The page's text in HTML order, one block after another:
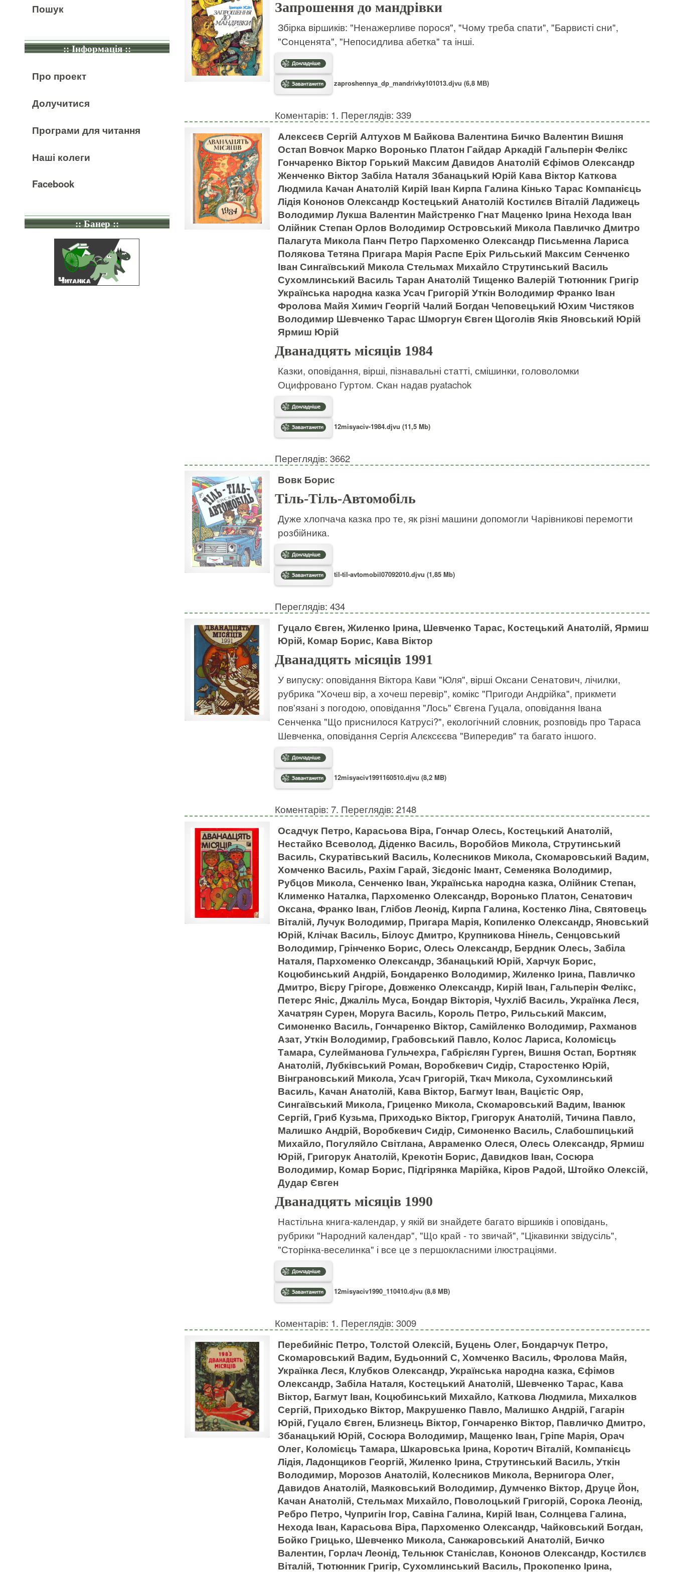
Пошук
:: Інформація ::
Про проект
Долучитися
Програми для читання
Наші колеги
Facebook
:: Банер ::
Запрошення до мандрівки
Збірка віршиків: "Ненажерливе порося", "Чому треба спати", "Барвисті сни",
"Сонценята", "Непосидлива абетка" та інші.
zaproshennya_dp_mandrivky101013.djvu (6,8 МВ)
Коментарів: 1. Переглядів: 339
Алексеєв Сергій Алтухов М Байкова Валентина Бичко Валентин Вишня
Остап Вовчок Марко Воронько Платон Гайдар Аркадій Гальперін Фелікс
Гончаренко Віктор Горький Максим Давидов Анатолій Єфімов Олександр
Женченко Віктор Забіла Наталя Збанацький Юрій Кава Віктор Каткова
Людмила Качан Анатолій Кирій Іван Кирпа Галина Кінько Тарас Компанієць
Лідія Кононов Олександр Костецький Анатолій Костилєв Віталій Ладижець
Володимир Лукша Валентин Майстренко Гнат Маценко Ірина Нехода Іван
Олійник Степан Орлов Володимир Островський Микола Павличко Дмитро
Палагута Микола Панч Петро Пархоменко Олександр Письменна Лариса
Полякова Тетяна Пригара Марія Распе Еріх Рильський Максим Сенченко
Іван Сингаївський Микола Стельмах Михайло Струтинський Василь
Сухомлинський Василь Таран Анатолій Тищенко Валерій Тютюнник Григір
Українська народна казка Усач Григорій Уткін Володимир Франко Іван
Фролова Майя Химич Георгій Чалий Богдан Чеповецький Юхим Чистяков
Володимир Шевченко Тарас Шморгун Євген Щоголів Яків Яновський Юрій
Ярмиш Юрій
Дванадцять місяців 1984
Казки, оповідання, вірші, пізнавальні статті, смішинки, головоломки
Оцифровано Гуртом. Скан надав pyatachok
12misyaciv-1984.djvu (11,5 Mb)
Переглядів: 3662
Вовк Борис
Тіль-Тіль-Автомобіль
Дуже хлопчача казка про те, як різні машини допомогли Чарівникові перемогти
розбійника.
til-til-avtomobil07092010.djvu (1,85 Mb)
Переглядів: 434
Гуцало Євген, Жиленко Ірина, Шевченко Тарас, Костецький Анатолій, Ярмиш
Юрій, Комар Борис, Кава Віктор
Дванадцять місяців 1991
У випуску: оповідання Віктора Кави "Юля", вірші Оксани Сенатович, лічилки,
рубрика "Хочеш вір, а хочеш перевір", комікс "Пригоди Андрійка", прикмети
пов'язані з погодою, оповідання "Лось" Євгена Гуцала, оповідання Івана
Сенченка "Що приснилося Катрусі?", екологічний словник, розповідь про Тараса
Шевченка, оповідання Сергія Алєксєєва "Випередив" та багато іншого.
12misyaciv1991160510.djvu (8,2 MB)
Коментарів: 7. Переглядів: 2148
Осадчук Петро, Карасьова Віра, Гончар Олесь, Костецький Анатолій,
Нестайко Всеволод, Діденко Василь, Воробйов Микола, Струтинський
Василь, Скуратівський Василь, Колесников Микола, Скомаровський Вадим,
Хомченко Василь, Рахім Гарай, Зієдоніс Імант, Семеняка Володимир,
Рубцов Микола, Сенченко Іван, Українська народна казка, Олійник Степан,
Клименко Наталка, Пархоменко Олександр, Воронько Платон, Сенатович
Оксана, Франко Іван, Глібов Леонід, Кирпа Галина, Костенко Ліна, Святовець
Віталій, Лучук Володимир, Пригара Марія, Копиленко Олександр, Яновський
Юрій, Клічак Василь, Білоус Дмитро, Крупникова Нінель, Сенцовський
Володимир, Грінченко Борис, Олесь Олександр, Бердник Олесь, Забіла
Наталя, Пархоменко Олександр, Збанацький Юрій, Харчук Борис,
Коцюбинський Андрій, Бондаренко Володимир, Жиленко Ірина, Павличко
Дмитро, Вієру Грігоре, Довженко Олександр, Кирій Іван, Гальперін Фелікс,
Петерс Яніс, Джаліль Муса, Бондар Вікторія, Чухліб Василь, Українка Леся,
Хачатрян Сурен, Моруга Василь, Король Петро, Рильський Максим,
Симоненко Василь, Гончаренко Віктор, Самійленко Володимир, Рахманов
Азат, Уткін Володимир, Грабовський Павло, Колос Лариса, Коломієць
Тамара, Сулейманова Гульчехра, Габрієлян Гурген, Вишня Остап, Бортняк
Анатолій, Лубківський Роман, Воробкевич Сидір, Старостенко Юрій,
Вінграновський Микола, Усач Григорій, Ткач Микола, Сухомлинський
Василь, Качан Анатолій, Кава Віктор, Багмут Іван, Вацієтіс Ояр,
Сингаївський Микола, Гриценко Микола, Скомаровський Вадим, Іванюк
Сергій, Гриб Кузьма, Приходько Віктор, Григорук Анатолій, Тичина Павло,
Малишко Андрій, Воробкевич Сидір, Симоненко Василь, Слабошпицький
Михайло, Погуляйло Світлана, Авраменко Олеся, Олесь Олександр, Ярмиш
Юрій, Григорук Анатолій, Крекотін Борис, Давидков Іван, Сосюра
Володимир, Комар Борис, Підгірянка Марійка, Кіров Радой, Штойко Олексій,
Дудар Євген
Дванадцять місяців 1990
Настільна книга-календар, у якій ви знайдете багато віршиків і оповідань,
рубрики "Народний календар", "Що край - то звичай", "Цікавинки звідусіль",
"Сторінка-веселинка" і все це з першокласними ілюстраціями.
12misyaciv1990_110410.djvu (8,8 MB)
Коментарів: 1. Переглядів: 3009
Перебийніс Петро, Толстой Олексій, Буцень Олег, Бондарчук Петро,
Скомаровський Вадим, Будьонний С, Хомченко Василь, Фролова Майя,
Українка Леся, Клубков Олександр, Українська народна казка, Єфімов
Олександр, Забіла Наталя, Костецький Анатолій, Шевченко Тарас, Кава
Віктор, Багмут Іван, Коцюбинський Михайло, Каткова Людмила, Михалков
Сергій, Приходько Віктор, Макрушенко Павло, Малишко Андрій, Гагарін
Юрій, Гуцало Євген, Близнець Віктор, Гончаренко Віктор, Павличко Дмитро,
Збанацький Юрій, Сосюра Володимир, Мащенко Іван, Гріпе Марія, Орач
Олег, Коломієць Тамара, Шкаровська Ірина, Коротич Віталій, Компанієць
Лідія, Ладонщиков Георгій, Жиленко Ірина, Струтинський Василь, Уткін
Володимир, Морозов Анатолій, Колесников Микола, Вернигора Олег,
Давидов Анатолій, Маяковський Володимир, Думченко Віктор, Друце Йон,
Качан Анатолій, Стельмах Михайло, Поволоцький Григорій, Сорока Леонід,
Ребро Петро, Чупригін Ігор, Савіна Галина, Кирій Іван, Солнцева Галина,
Нехода Іван, Карасьова Віра, Пархоменко Олександр, Чайковський Богдан,
Бойко Грицько, Шевченко Микола, Санжаровський Анатолій, Бичко
Валентин, Горлач Леонід, Тельнюк Станіслав, Кононов Олександр, Костилєв
Віталій, Тютюнник Григір, Сухомлинський Василь, Прокопенко Ірина,